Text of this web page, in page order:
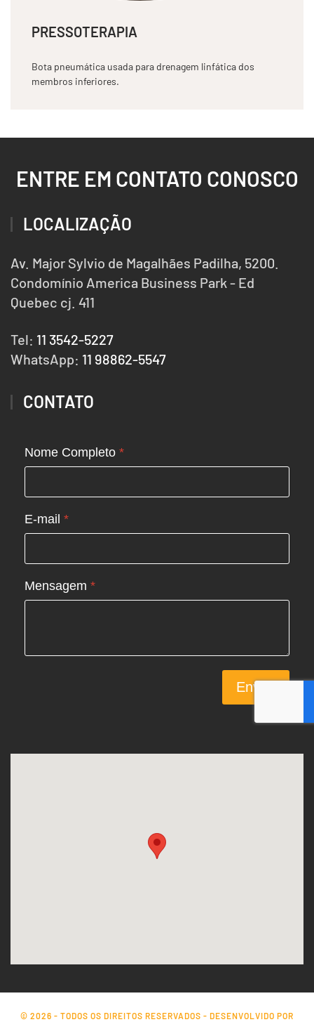
PRESSOTERAPIA
Bota pneumática usada para drenagem linfática dos
membros inferiores.
ENTRE EM CONTATO CONOSCO
LOCALIZAÇÃO
Av. Major Sylvio de Magalhães Padilha, 5200.
Condomínio America Business Park - Ed
Quebec cj. 411
Tel: 11 3542-5227
WhatsApp: 11 98862-5547
CONTATO
Nome Completo *
E-mail *
Mensagem *
Enviar
© 2026 - TODOS OS DIREITOS RESERVADOS - DESENVOLVIDO POR